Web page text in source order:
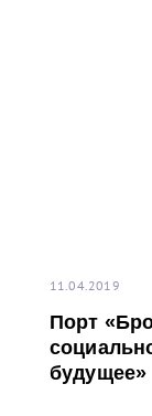
11.04.2019
Порт
будущее»